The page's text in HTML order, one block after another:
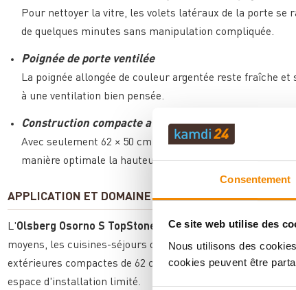
Consentement
Ce site web utilise des
Nous utilisons des
cookies peuvent être
Pour nettoyer la vitre, les volets latéraux de la porte
de quelques minutes sans manipulation compliquée.
Poignée de porte ventilée
La poignée allongée de couleur argentée reste fraîche
à une ventilation bien pensée.
Construction compacte avec exploitation maximale
Avec seulement 62 × 50 cm d'emprise au sol, l'Osorno S
manière optimale la hauteur de 175 cm pour un aspect
APPLICATION ET DOMAINE D'UTILISATION
L'Olsberg Osorno S TopStone convient avec sacapacité
moyens, les cuisines-séjours ouvertes ou comme
extérieures compactes de 62 cm de largeur et 50 cm de
espace d'installation limité.